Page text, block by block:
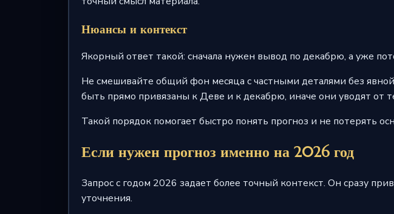
Нюансы и контекст
Якорный ответ такой: сначала нужен вывод по декабрю, а уже
Не смешивайте общий фон месяца с частными деталями без
быть прямо привязаны к Деве и к декабрю, иначе они уводят от
Такой порядок помогает быстро понять прогноз и не потерять
Если нужен прогноз именно на 2026 год
Запрос с годом 2026 задает более точный контекст. Он сразу
уточнения.